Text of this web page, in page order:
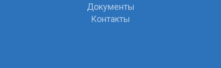
Документы
Контакты